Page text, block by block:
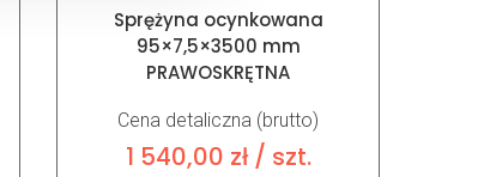
Sprężyna ocynkowana
95×7,5×3500 mm
PRAWOSKRĘTNA
Cena detaliczna (brutto)
1 540,00 zł/ szt.